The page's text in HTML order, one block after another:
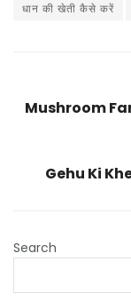
धान की खेती कैसे करें
Mushroom
Gehu Ki
Search